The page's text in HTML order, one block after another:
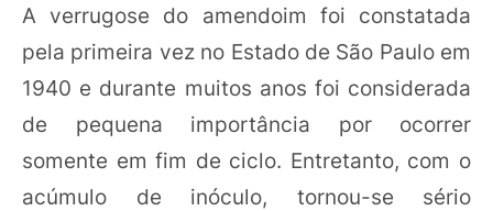
A verrugose do amendoim foi constatada
pela primeira vez no Estado de São Paulo em
1940 e durante muitos anos foi considerada
de pequena importância por ocorrer
somente em fim de ciclo. Entretanto, com o
acúmulo de inóculo, tornou-se sério